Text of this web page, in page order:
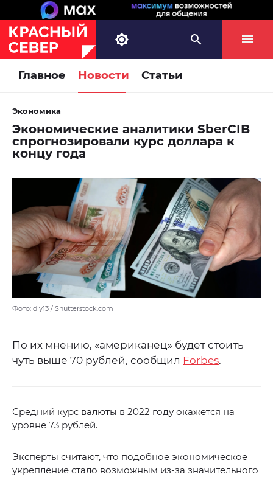
Главное Новости Статьи
Экономика
Экономические аналитики SberCIB
спрогнозировали курс доллара к
концу года
Фото: diy13 / Shutterstock.com
По их мнению, «американец» будет стоить
чуть выше 70 рублей, сообщил Forbes.
Средний курс валюты в 2022 году окажется на
уровне 73 рублей.
Эксперты считают, что подобное экономическое
укрепление стало возможным из-за значительного